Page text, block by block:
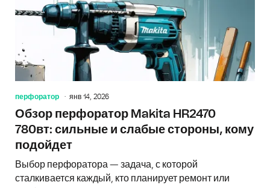
перфоратор янв 14, 2026
Обзор перфоратор Makita HR2470
780вт: сильные и слабые стороны, кому
подойдет
Выбор перфоратора — задача, с которой
сталкивается каждый, кто планирует ремонт или